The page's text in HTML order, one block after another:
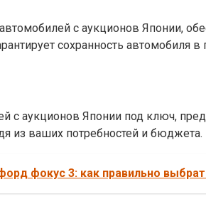
с аукционов Японии,
сохранность автомобиля в
с аукционов Японии под ключ,
из ваших потребностей и бюджета.
фокус 3: как правильно